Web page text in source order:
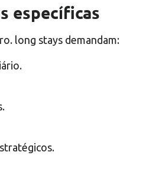
específicas
long stays demandam: